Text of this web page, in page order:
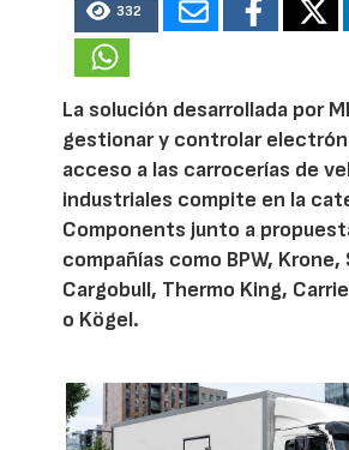
332
La solución desarrollada por
gestionar y controlar
acceso a las carrocerías de
industriales compite en la
Components junto a
compañías como BPW,
Cargobull, Thermo King,
o Kögel.